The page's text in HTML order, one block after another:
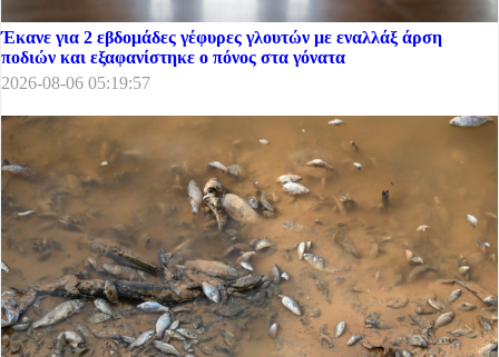
Έκανε για 2 εβδομάδες γέφυρες γλουτών με εναλλάξ άρση
ποδιών και εξαφανίστηκε ο πόνος στα γόνατα
2026-08-06 05:19:57